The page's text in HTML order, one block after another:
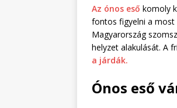
Az ónos eső komoly
fontos figyelni a most
Magyarország
helyzet alakulását. A
a járdák.
Ónos eső